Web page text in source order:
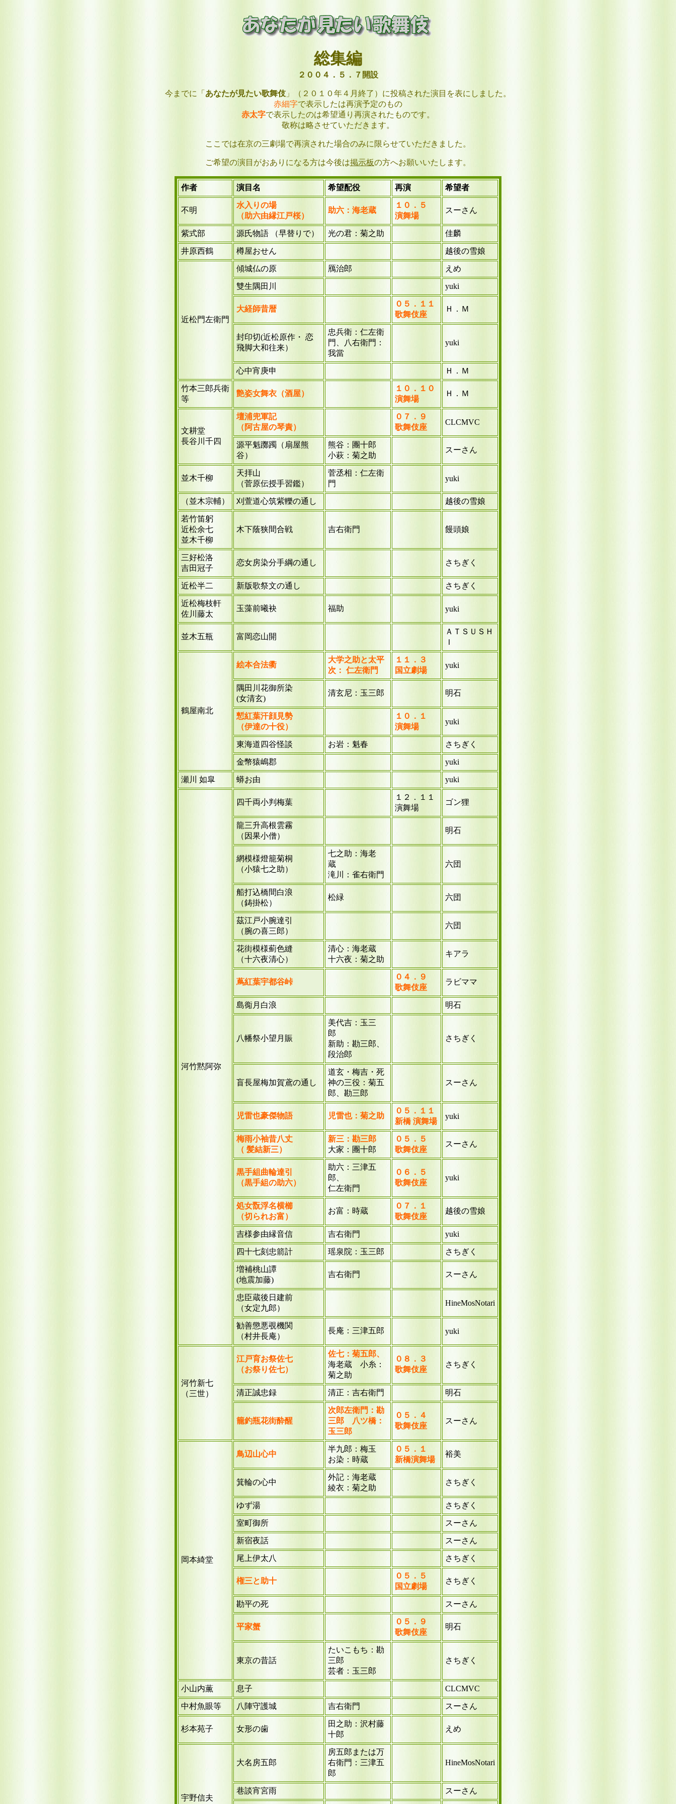
総集編
２００４．５．７開設
今までに「 あなたが見たい歌舞伎 」（２０１０年４月終了）に投稿された演目を表にしました。
赤細字で表示したは再演予定のもの
赤太字で表示したのは希望通り再演されたものです。
敬称は略させていただきます。
ここでは在京の三劇場で再演された場合のみに限らせていただきました。
ご希望の演目がおありになる方は今後は掲示板の方へお願いいたします。
作者 演目名 希望配役 再演 希望者
不明
水入りの場
（助六由縁江戸桜）
助六：海老蔵
１０．５
演舞場
スーさん
紫式部 源氏物語 （早替りで） 光の君：菊之助 佳麟
井原西鶴 樽屋おせん 越後の雪娘
近松門左衛門
傾城仏の原 鴈治郎 えめ
雙生隅田川 yuki
大経師昔暦
０５．１１
歌舞伎座
Ｈ．Ｍ
封印切(近松原作・ 恋
飛脚大和往来）
忠兵衛：仁左衛
門、八右衛門：
我當
yuki
心中宵庚申 Ｈ．Ｍ
竹本三郎兵衛
等
艶姿女舞衣（酒屋）
１０．１０
演舞場
Ｈ．Ｍ
文耕堂
長谷川千四
壇浦兜軍記
（阿古屋の琴責）
０７．９
歌舞伎座
CLCMVC
源平魁躑躅（扇屋熊
谷）
熊谷：團十郎
小萩：菊之助
スーさん
並木千柳
天拝山
（菅原伝授手習鑑）
菅丞相：仁左衛
門
yuki
（並木宗輔） 刈萱道心筑紫轢の通し 越後の雪娘
若竹笛躬
近松余七
並木千柳
木下蔭狭間合戦 吉右衛門 饅頭娘
三好松洛
吉田冠子
恋女房染分手綱の通し さちぎく
近松半二 新版歌祭文の通し さちぎく
近松梅枝軒
佐川藤太
玉藻前曦袂 福助 yuki
並木五瓶 富岡恋山開
ＡＴＳＵＳＨ
Ｉ
鶴屋南北
絵本合法衢
大学之助と太平
次： 仁左衛門
１１．３
国立劇場
yuki
隅田川花御所染
(女清玄)
清玄尼：玉三郎 明石
慙紅葉汗顔見勢
（伊達の十役）
１０．１
演舞場
yuki
東海道四谷怪談 お岩：魁春 さちぎく
金幣猿嶋郡 yuki
瀬川 如皐 蟒お由 yuki
河竹黙阿弥
四千両小判梅葉
１２．１１
演舞場
ゴン狸
龍三升高根雲霧
（因果小僧）
明石
網模様燈籠菊桐
（小猿七之助）
七之助：海老
蔵
滝川：雀右衛門
六団
船打込橋間白浪
（鋳掛松）
松緑 六団
茲江戸小腕達引
（腕の喜三郎）
六団
花街模様薊色縫
（十六夜清心）
清心：海老蔵
十六夜：菊之助
キアラ
蔦紅葉宇都谷峠
０４．９
歌舞伎座
ラビママ
島鵆月白浪 明石
八幡祭小望月賑
美代吉：玉三
郎
新助：勘三郎、
段治郎
さちぎく
盲長屋梅加賀鳶の通し
道玄・梅吉・死
神の三役：菊五
郎、勘三郎
スーさん
児雷也豪傑物語 児雷也：菊之助
０５．１１
新橋 演舞場
yuki
梅雨小袖昔八丈
（ 髪結新三）
新三：勘三郎
大家：團十郎
０５．５
歌舞伎座
スーさん
黒手組曲輪達引
（黒手組の助六）
助六：三津五
郎、
仁左衛門
０６．５
歌舞伎座
yuki
処女翫浮名横櫛
（切られお富）
お富：時蔵
０７．１
歌舞伎座
越後の雪娘
吉様参由縁音信 吉右衛門 yuki
四十七刻忠箭計 瑶泉院：玉三郎 さちぎく
増補桃山譚
(地震加藤)
吉右衛門 スーさん
忠臣蔵後日建前
（女定九郎）
HineMosNotari
勧善懲悪覗機関
（村井長庵）
長庵：三津五郎 yuki
河竹新七
（三世）
江戸育お祭佐七
（お祭り佐七）
佐七：菊五郎、
海老蔵 小糸：
菊之助
０８．３
歌舞伎座
さちぎく
清正誠忠録 清正：吉右衛門 明石
籠釣瓶花街酔醒
次郎左衛門：勘
三郎 八ツ橋：
玉三郎
０５．４
歌舞伎座
スーさん
岡本綺堂
鳥辺山心中
半九郎：梅玉
お染：時蔵
０５．１
新橋演舞場
裕美
箕輪の心中
外記：海老蔵
綾衣：菊之助
さちぎく
ゆず湯 さちぎく
室町御所 スーさん
新宿夜話 スーさん
尾上伊太八 さちぎく
権三と助十
０５．５
国立劇場
さちぎく
勘平の死 スーさん
平家蟹
０５．９
歌舞伎座
明石
東京の昔話
たいこもち：勘
三郎
芸者：玉三郎
さちぎく
小山内薫 息子 CLCMVC
中村魚眼等 八陣守護城 吉右衛門 スーさん
杉本苑子 女形の歯
田之助：沢村藤
十郎
えめ
宇野信夫
大名房五郎
房五郎または万
右衛門：三津五
郎
HineMosNotari
巷談宵宮雨 スーさん